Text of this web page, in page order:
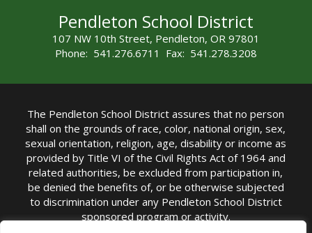
Pendleton School District
107 NW 10th Street, Pendleton, OR 97801
Phone: 541.276.6711 Fax: 541.278.3208
The Pendleton School District assures that no person
shall on the grounds of race, color, national origin, sex,
sexual orientation, religion, age, disability or income as
provided by Title VI of the Civil Rights Act of 1964 and
related authorities, be excluded from participation in,
be denied the benefits of, or be otherwise subjected
to discrimination under any Pendleton School District
sponsored program or activity.